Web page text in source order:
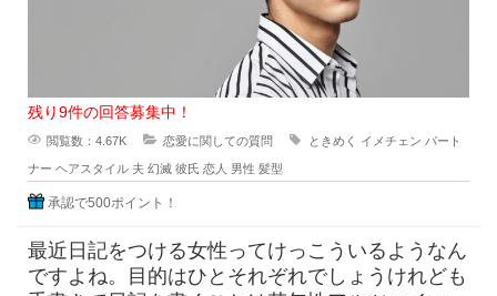
残り9件の回答募集中！
閲覧数：4.67K 恋愛に関しての質問 ときめく イメチェン パート
ナー ヘアスタイル 夫 幻滅 彼氏 恋人 男性 髪型
承認で500ポイント！
最近日記をつける女性ってけっこういるようなん
ですよね。目的はひとそれぞれでしょうけれども